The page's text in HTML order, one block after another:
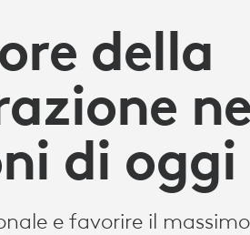
della
di oggi
e favorire il